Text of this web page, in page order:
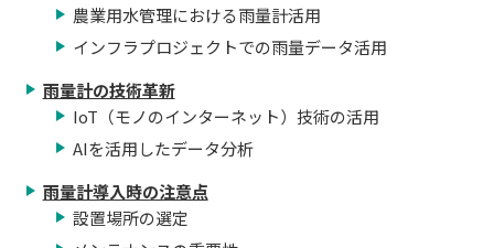
農業用水管理における雨量計活用
インフラプロジェクトでの雨量データ活用
雨量計の技術革新
IoT（モノのインターネット）技術の活用
AIを活用したデータ分析
雨量計導入時の注意点
設置場所の選定